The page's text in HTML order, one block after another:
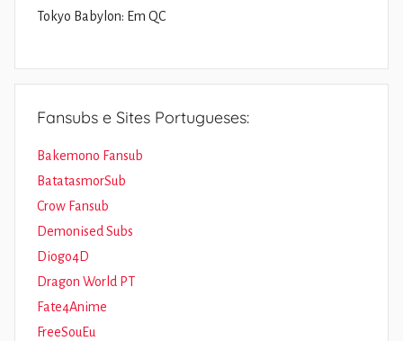
Tokyo Babylon: Em QC
Fansubs e Sites Portugueses:
Bakemono Fansub
BatatasmorSub
Crow Fansub
Demonised Subs
Diogo4D
Dragon World PT
Fate4Anime
FreeSouEu